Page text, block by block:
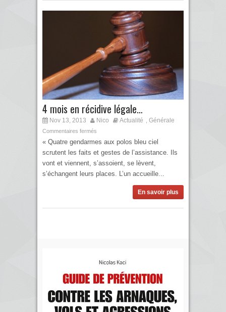
4 mois en récidive légale…
Nov 13, 2013 Nico Actualité Générale
Commentaires fermés
« Quatre gendarmes aux polos bleu ciel
scrutent les faits et gestes de l’assistance. Ils
vont et viennent, s’assoient, se lèvent,
s’échangent leurs places. L’un accueille...
En savoir plus